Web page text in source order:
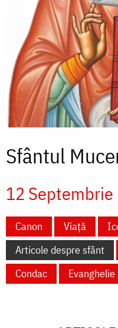
Sfântul
12 Septembrie
Canon Viață
Articole despre sfânt
Condac
Evanghelie